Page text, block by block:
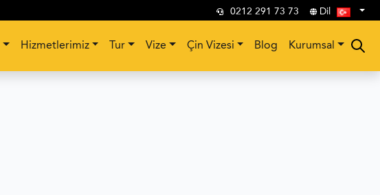
0212 291 73 73 Dil
Hizmetlerimiz Tur Vize Çin Vizesi Blog Kurumsal